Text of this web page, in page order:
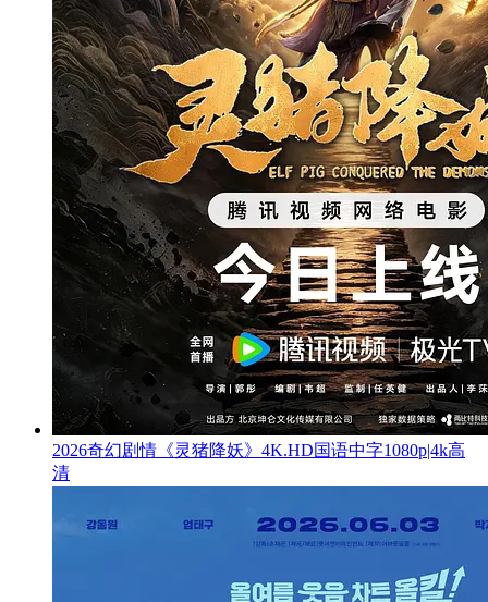
2026奇幻剧情《灵猪降妖》4K.HD国语中字1080p|4k高
清